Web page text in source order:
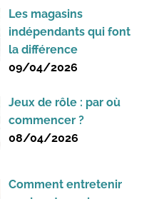
Les magasins
indépendants qui font
la différence
09/04/2026
Jeux de rôle : par où
commencer ?
08/04/2026
Comment entretenir